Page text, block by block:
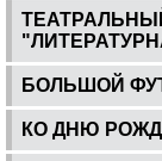
БОЛЬШОЙ
КО ДНЮ